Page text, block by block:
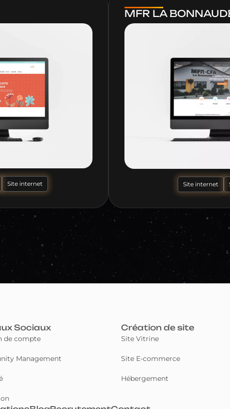
Site internet
MFR LA
Site internet
Sociaux
de compte
Management
Création de site
Site Vitrine
Site E-commerce
Hébergement